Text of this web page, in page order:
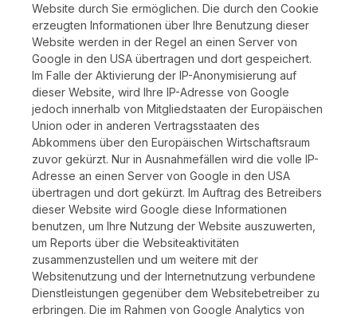
Website durch Sie ermöglichen. Die durch den Cookie
erzeugten Informationen über Ihre Benutzung dieser
Website werden in der Regel an einen Server von
Google in den USA übertragen und dort gespeichert.
Im Falle der Aktivierung der IP-Anonymisierung auf
dieser Website, wird Ihre IP-Adresse von Google
jedoch innerhalb von Mitgliedstaaten der Europäischen
Union oder in anderen Vertragsstaaten des
Abkommens über den Europäischen Wirtschaftsraum
zuvor gekürzt. Nur in Ausnahmefällen wird die volle IP-
Adresse an einen Server von Google in den USA
übertragen und dort gekürzt. Im Auftrag des Betreibers
dieser Website wird Google diese Informationen
benutzen, um Ihre Nutzung der Website auszuwerten,
um Reports über die Websiteaktivitäten
zusammenzustellen und um weitere mit der
Websitenutzung und der Internetnutzung verbundene
Dienstleistungen gegenüber dem Websitebetreiber zu
erbringen. Die im Rahmen von Google Analytics von